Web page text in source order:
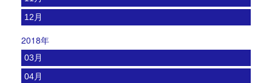
12月
2018年
03月
04月